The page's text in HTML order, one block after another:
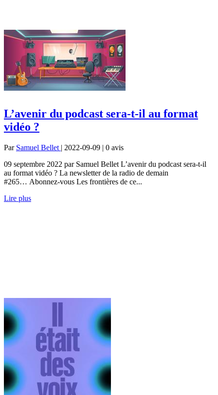
L’avenir du podcast sera-t-il au format
vidéo ?
Par Samuel Bellet | 2022-09-09 | 0 avis
09 septembre 2022 par Samuel Bellet L’avenir du podcast sera-t-il
au format vidéo ? La newsletter de la radio de demain
#265… Abonnez-vous Les frontières de ce...
Lire plus